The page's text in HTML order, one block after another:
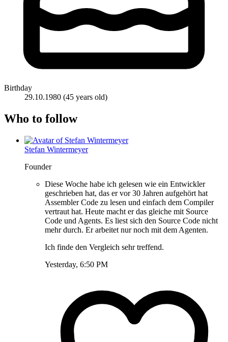
Birthday
29.10.1980 (45 years old)
Who to follow
Stefan Wintermeyer
Founder
Diese Woche habe ich gelesen wie ein Entwickler
geschrieben hat, das er vor 30 Jahren aufgehört hat
Assembler Code zu lesen und einfach dem Compiler
vertraut hat. Heute macht er das gleiche mit Source
Code und Agents. Es liest sich den Source Code nicht
mehr durch. Er arbeitet nur noch mit dem Agenten.
Ich finde den Vergleich sehr treffend.
Yesterday, 6:50 PM